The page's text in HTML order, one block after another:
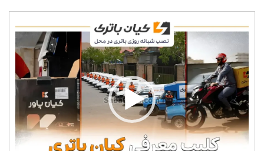
نمایشگر
ویدیو